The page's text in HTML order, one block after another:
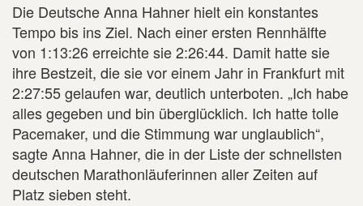
Die Deutsche Anna Hahner hielt ein konstantes
Tempo bis ins Ziel. Nach einer ersten Rennhälfte
von 1:13:26 erreichte sie 2:26:44. Damit hatte sie
ihre Bestzeit, die sie vor einem Jahr in Frankfurt mit
2:27:55 gelaufen war, deutlich unterboten. „Ich habe
alles gegeben und bin überglücklich. Ich hatte tolle
Pacemaker, und die Stimmung war unglaublich“,
sagte Anna Hahner, die in der Liste der schnellsten
deutschen Marathonläuferinnen aller Zeiten auf
Platz sieben steht.